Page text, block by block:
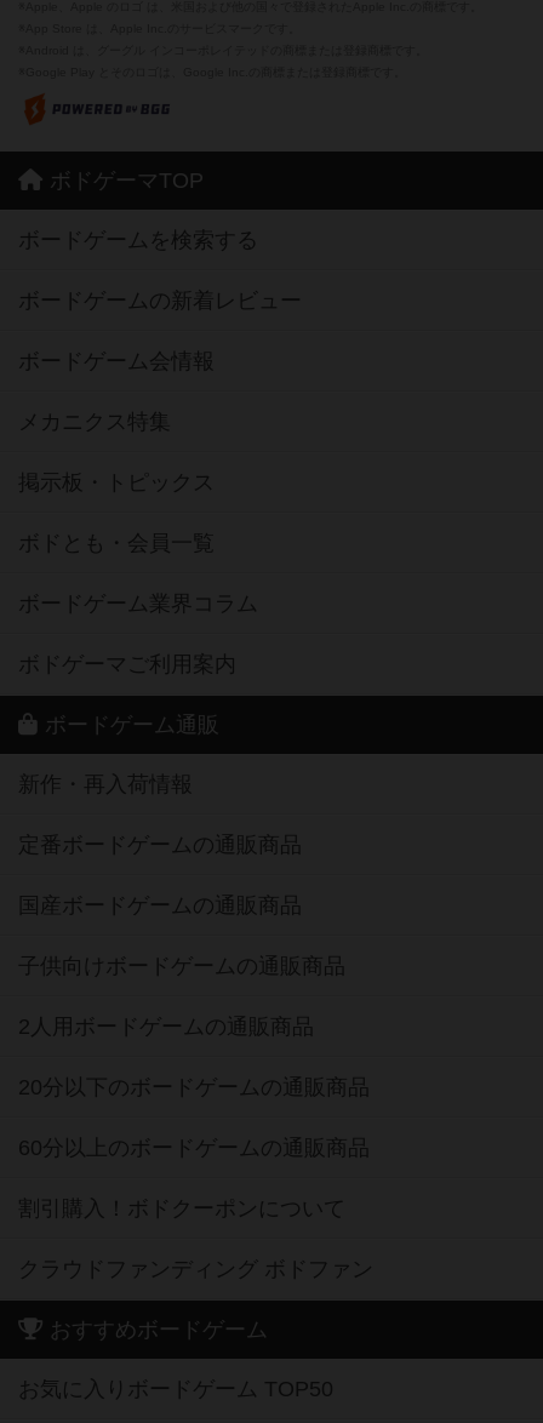
ボドゲーマTOP
ボードゲームを検索する
ボードゲームの新着レビュー
ボードゲーム会情報
メカニクス特集
掲示板・トピックス
ボドとも・会員一覧
ボードゲーム業界コラム
ボドゲーマご利用案内
ボードゲーム通販
新作・再入荷情報
定番ボードゲームの通販商品
国産ボードゲームの通販商品
子供向けボードゲームの通販商品
2人用ボードゲームの通販商品
20分以下のボードゲームの通販商品
60分以上のボードゲームの通販商品
割引購入！ボドクーポンについて
クラウドファンディング ボドファン
おすすめボードゲーム
お気に入りボードゲーム TOP50